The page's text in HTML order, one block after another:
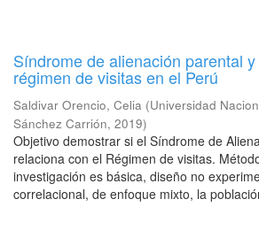
Síndrome de alienación parental
régimen de visitas en el Perú
Saldivar Orencio, Celia (Universidad
Sánchez Carrión, 2019)
Objetivo demostrar si el Síndrome de
relaciona con el Régimen de visitas.
investigación es básica, diseño no
correlacional, de enfoque mixto, la